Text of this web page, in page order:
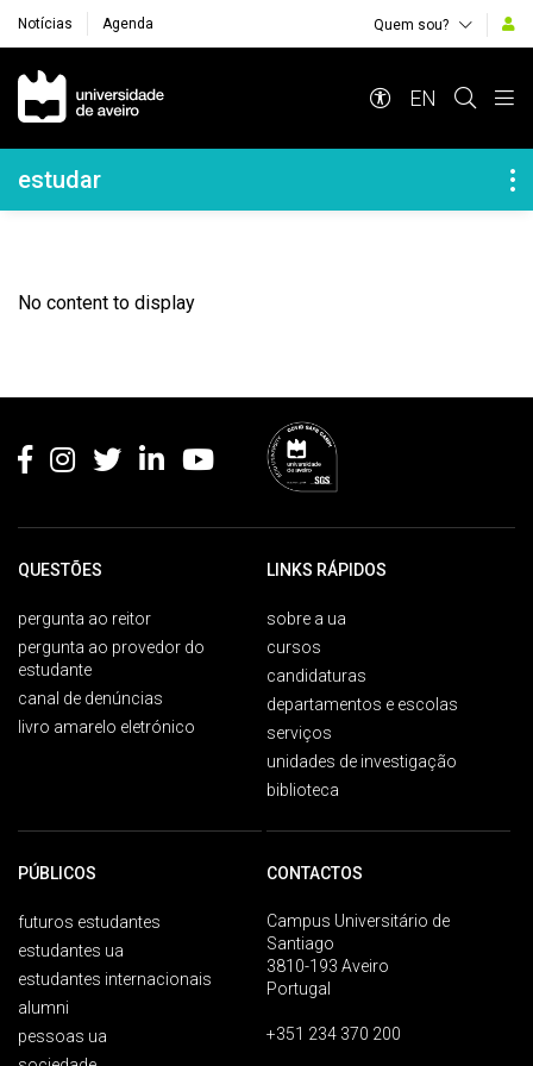
Notícias Agenda Quem sou?
Navegação Principal
EN
Navegação Lateral
estudar
No content to display
QUESTÕES
pergunta ao reitor
pergunta ao provedor do
estudante
canal de denúncias
livro amarelo eletrónico
LINKS RÁPIDOS
sobre a ua
cursos
candidaturas
departamentos e escolas
serviços
unidades de investigação
biblioteca
PÚBLICOS
futuros estudantes
estudantes ua
estudantes internacionais
alumni
pessoas ua
CONTACTOS
Campus Universitário de
Santiago
3810-193 Aveiro
Portugal
+351 234 370 200